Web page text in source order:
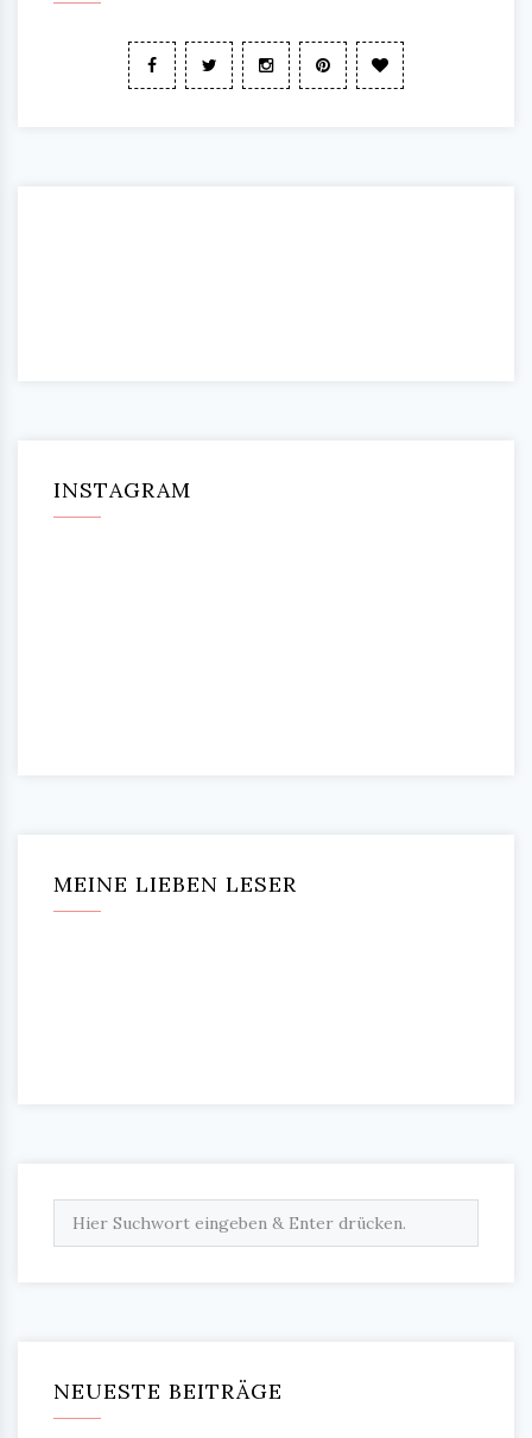
INSTAGRAM
MEINE LIEBEN LESER
NEUESTE BEITRÄGE